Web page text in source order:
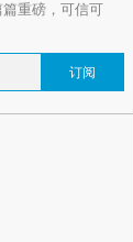
重磅，可信可
订阅